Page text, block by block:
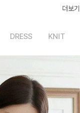
더보기
DRESS KNIT